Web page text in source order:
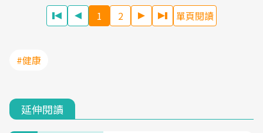
1 2 單頁閱讀
#健康
延伸閱讀